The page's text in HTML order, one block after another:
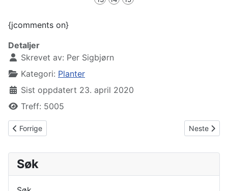
{jcomments on}
Detaljer
Skrevet av: Per Sigbjørn
Kategori: Planter
Sist oppdatert 23. april 2020
Treff: 5005
Forrige artikkel: Sådag 26. april
Forrige Neste
Neste
Søk